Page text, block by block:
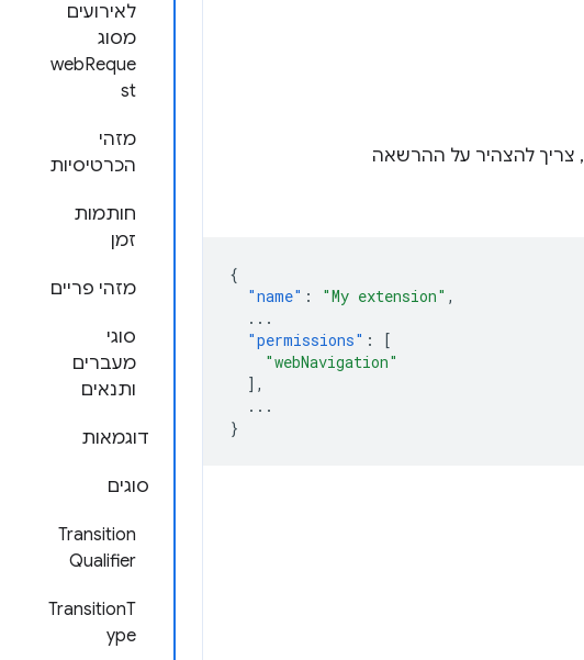
לאירועים
מסוג
webReque
st
מזהי
הכרטיסיות
חותמות
זמן
מזהי פריים
סוגי
מעברים
ותנאים
דוגמאות
סוגים
Transition
Qualifier
TransitionT
ype
, צריך להצהיר על ההרשאה
{
"name" : "My extension" ,
...
"permissions" :
[
"webNavigation"
],
...
}